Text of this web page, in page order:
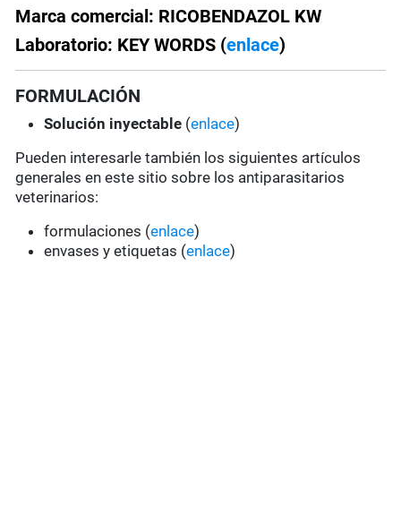
Marca comercial: RICOBENDAZOL KW
Laboratorio: KEY WORDS (enlace)
FORMULACIÓN
Solución inyectable (enlace)
Pueden interesarle también los siguientes artículos
generales en este sitio sobre los antiparasitarios
veterinarios:
formulaciones (enlace)
envases y etiquetas (enlace)